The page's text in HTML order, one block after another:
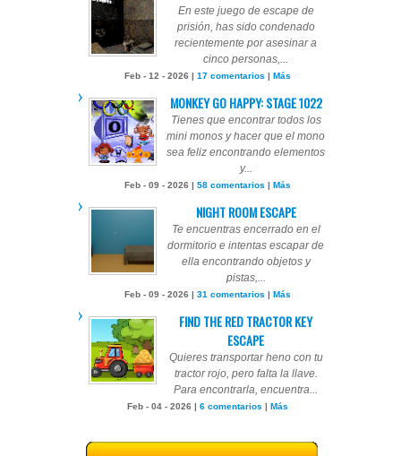
En este juego de escape de
prisión, has sido condenado
recientemente por asesinar a
cinco personas,...
Feb - 12 - 2026 | 17 comentarios | Más
MONKEY GO HAPPY: STAGE 1022
Tienes que encontrar todos los
mini monos y hacer que el mono
sea feliz encontrando elementos
y...
Feb - 09 - 2026 | 58 comentarios | Más
NIGHT ROOM ESCAPE
Te encuentras encerrado en el
dormitorio e intentas escapar de
ella encontrando objetos y
pistas,...
Feb - 09 - 2026 | 31 comentarios | Más
FIND THE RED TRACTOR KEY
ESCAPE
Quieres transportar heno con tu
tractor rojo, pero falta la llave.
Para encontrarla, encuentra...
Feb - 04 - 2026 | 6 comentarios | Más